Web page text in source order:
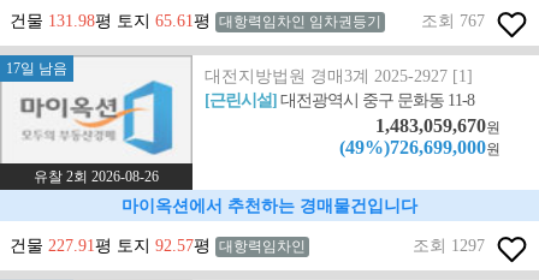
건물 131.98평 토지 65.61평 대항력임차인 임차권등기 조회 767
17일 남음
유찰 2회 2026-08-26
대전지방법원 경매3계 2025-2927 [1]
[근린시설]대전광역시 중구 문화동 11-8
1,483,059,670원
(49%)726,699,000원
마이옥션에서 추천하는 경매물건입니다
건물 227.91평 토지 92.57평 대항력임차인 조회 1297